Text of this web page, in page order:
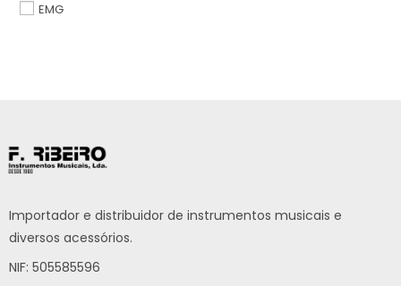
EMG
Importador e distribuidor de instrumentos musicais e
diversos acessórios.
NIF: 505585596